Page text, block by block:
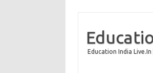
Education India Live.In